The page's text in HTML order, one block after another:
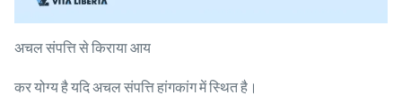
अचल संपत्ति से किराया आय
कर योग्य है यदि अचल संपत्ति हांगकांग में स्थित है।